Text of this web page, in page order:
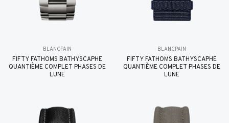
BLANCPAIN
FIFTY FATHOMS BATHYSCAPHE
QUANTIÈME COMPLET PHASES DE
LUNE
BLANCPAIN
FIFTY FATHOMS BATHYSCAPHE
QUANTIÈME COMPLET PHASES DE
LUNE